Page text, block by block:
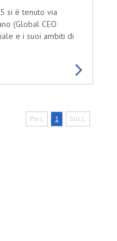
si è tenuto via
(Global CEO
e i suoi ambiti di
Prec. 1 Succ.